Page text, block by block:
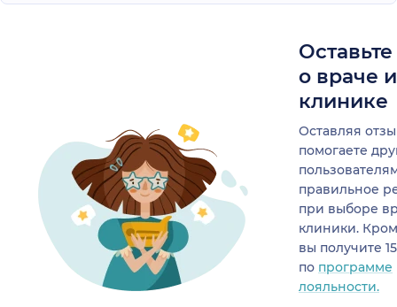
о враче
клинике
Оставляя
помогаете
правильное
при выборе
клиники.
вы получите
по программе
лояльности.